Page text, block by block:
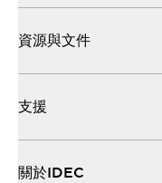
資源與文件
支援
關於IDEC